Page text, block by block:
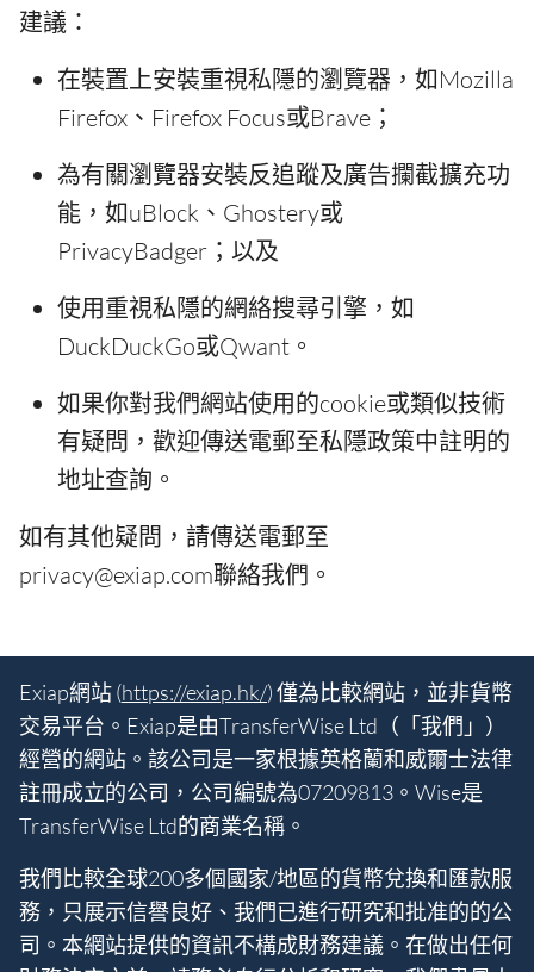
建議：
在裝置上安裝重視私隱的瀏覽器，如Mozilla
Firefox、Firefox Focus或Brave；
為有關瀏覽器安裝反追蹤及廣告攔截擴充功
能，如uBlock、Ghostery或
PrivacyBadger；以及
使用重視私隱的網絡搜尋引擎，如
DuckDuckGo或Qwant。
如果你對我們網站使用的cookie或類似技術
有疑問，歡迎傳送電郵至私隱政策中註明的
地址查詢。
如有其他疑問，請傳送電郵至
privacy@exiap.com聯絡我們。
Exiap網站 (https://exiap.hk/) 僅為比較網站，並非貨幣
交易平台。Exiap是由TransferWise Ltd（「我們」）
經營的網站。該公司是一家根據英格蘭和威爾士法律
註冊成立的公司，公司編號為07209813。Wise是
TransferWise Ltd的商業名稱。
我們比較全球200多個國家/地區的貨幣兌換和匯款服
務，只展示信譽良好、我們已進行研究和批准的的公
司。本網站提供的資訊不構成財務建議。在做出任何